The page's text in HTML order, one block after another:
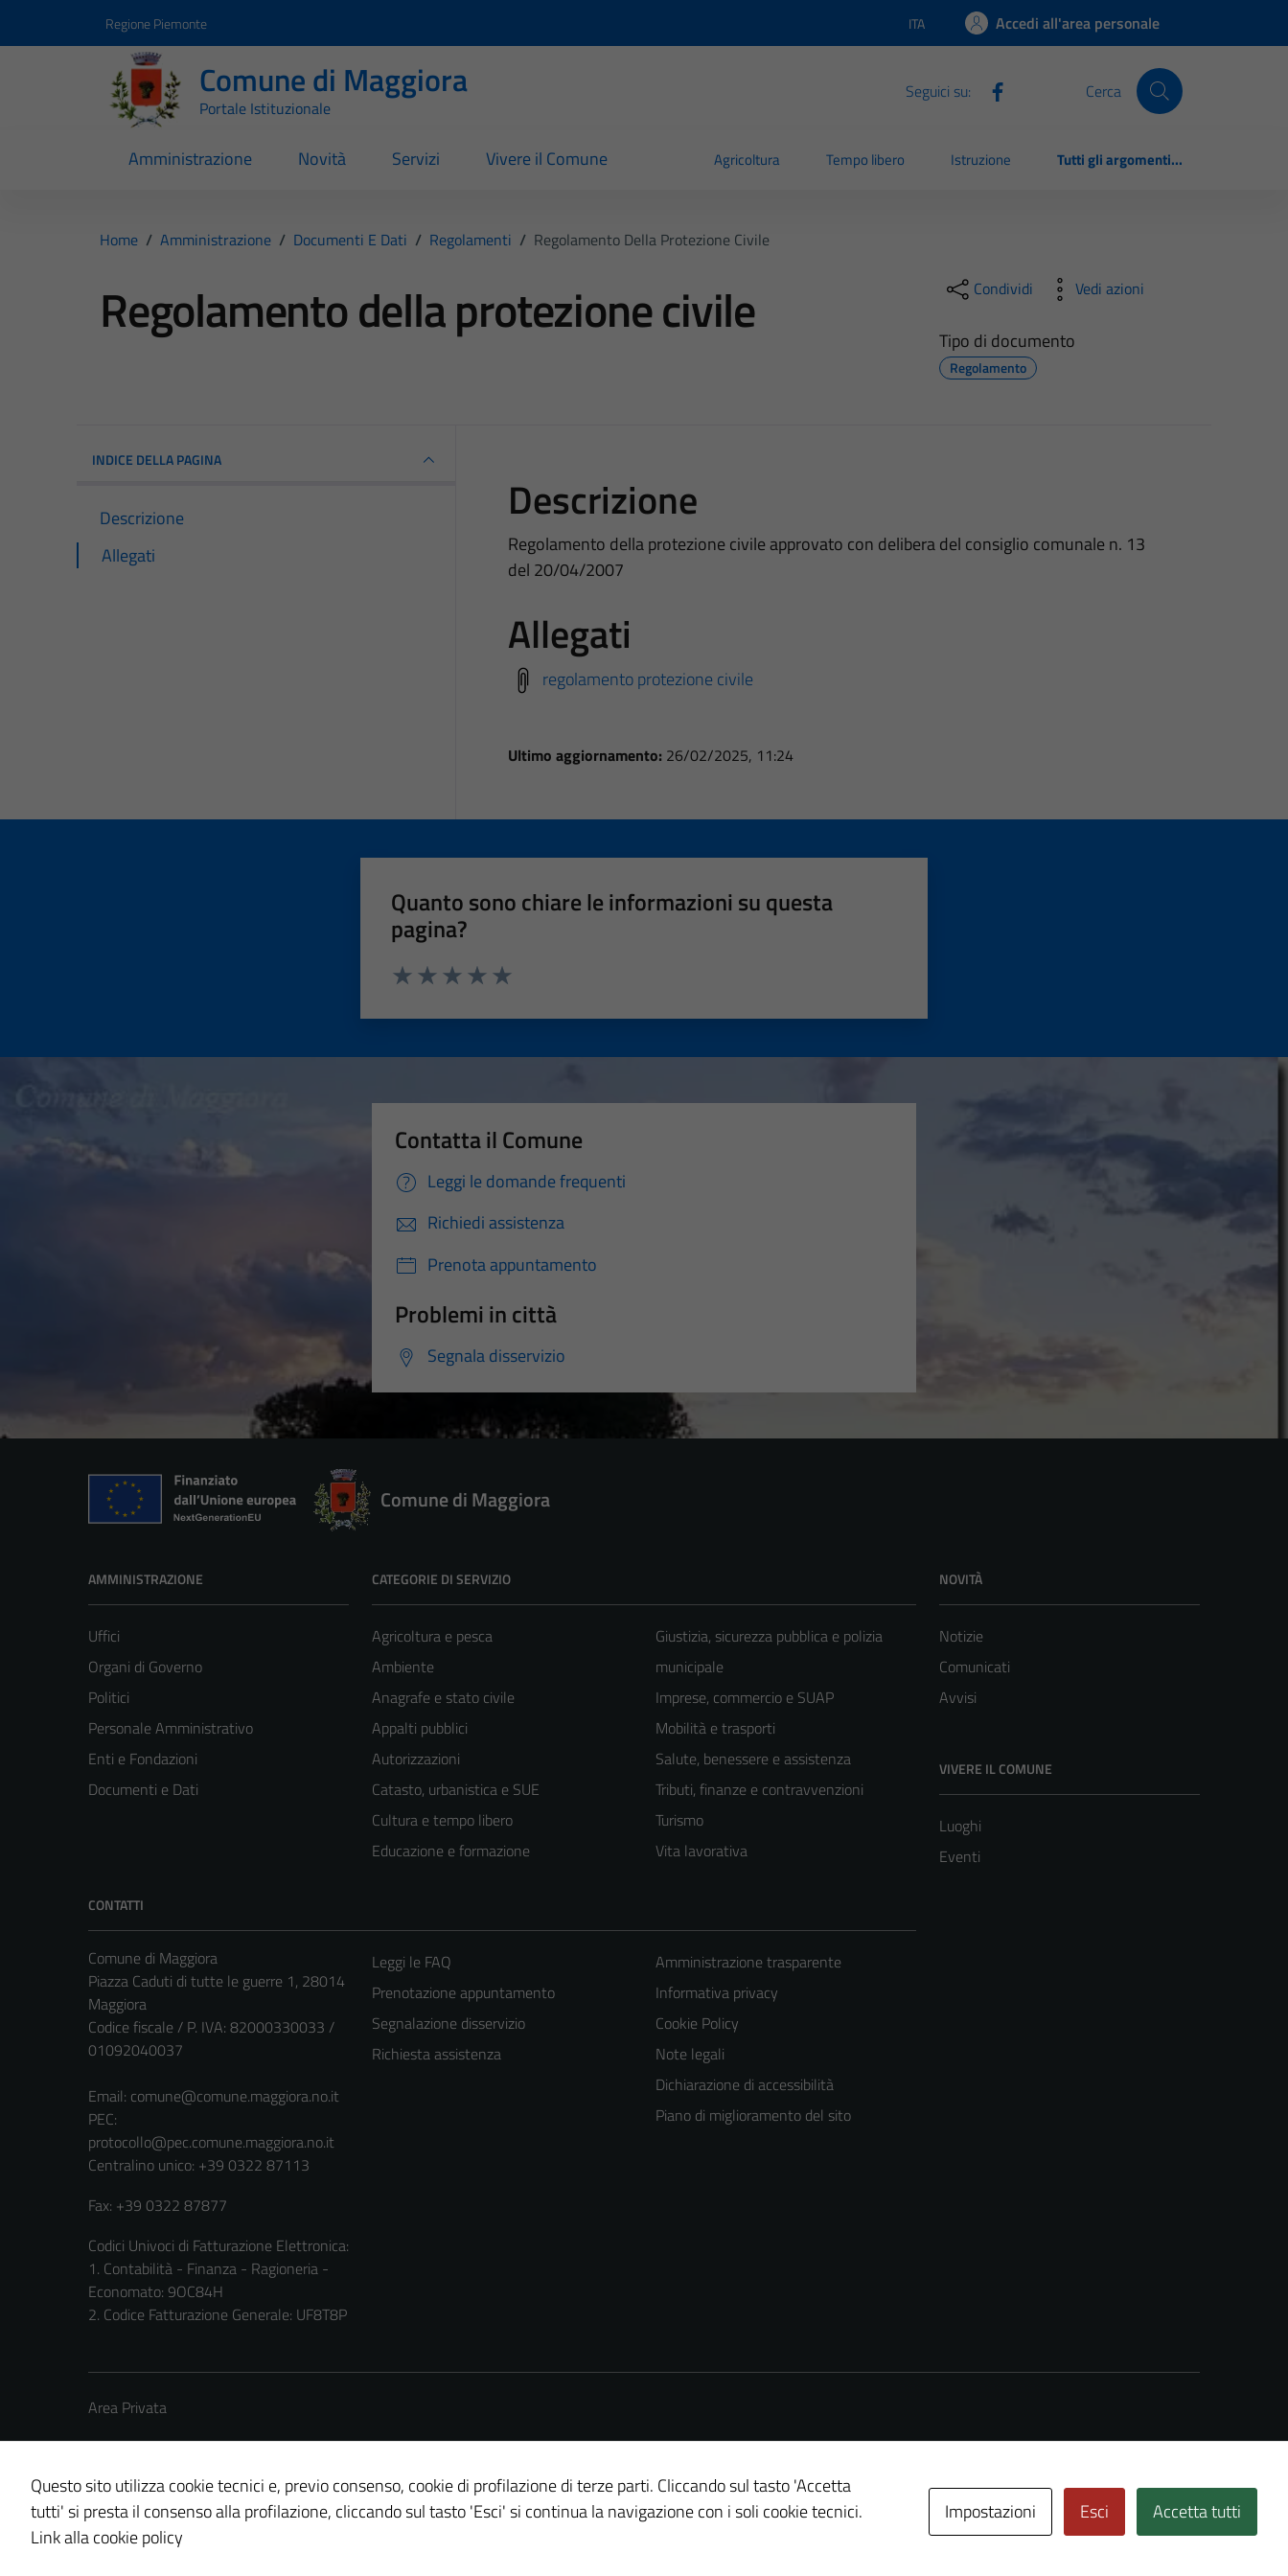
Regione Piemonte Lingua attiva:
ITA Accedi all'area personale
Comune di Maggiora
Portale Istituzionale
Seguici su: Cerca
Amministrazione Novità Servizi Vivere il Comune Agricoltura Tempo libero Istruzione Tutti gli argomenti...
Home / Amministrazione / Documenti E Dati / Regolamenti / Regolamento Della Protezione Civile
Regolamento della protezione civile Condividi Vedi azioni
Tipo di documento
Regolamento
INDICE DELLA PAGINA
Descrizione
Allegati
Descrizione
Regolamento della protezione civile approvato con delibera del consiglio comunale n. 13
del 20/04/2007
Allegati
regolamento protezione civile
Ultimo aggiornamento: 26/02/2025, 11:24
Quanto sono chiare le informazioni su questa
pagina?
Contatta il Comune
Leggi le domande frequenti
Richiedi assistenza
Prenota appuntamento
Problemi in città
Segnala disservizio
Comune di Maggiora
AMMINISTRAZIONE
Uffici
Organi di Governo
Politici
Personale Amministrativo
Enti e Fondazioni
Documenti e Dati
CATEGORIE DI SERVIZIO
Agricoltura e pesca
Ambiente
Anagrafe e stato civile
Appalti pubblici
Autorizzazioni
Catasto, urbanistica e SUE
Cultura e tempo libero
Educazione e formazione
Giustizia, sicurezza pubblica e polizia
municipale
Imprese, commercio e SUAP
Mobilità e trasporti
Salute, benessere e assistenza
Tributi, finanze e contravvenzioni
Turismo
Vita lavorativa
NOVITÀ
Notizie
Comunicati
Avvisi
VIVERE IL COMUNE
Luoghi
Eventi
CONTATTI
Comune di Maggiora
Piazza Caduti di tutte le guerre 1, 28014
Maggiora
Codice fiscale / P. IVA: 82000330033 /
01092040037
Email: comune@comune.maggiora.no.it
PEC:
protocollo@pec.comune.maggiora.no.it
Centralino unico: +39 0322 87113
Fax: +39 0322 87877
Codici Univoci di Fatturazione Elettronica:
1. Contabilità - Finanza - Ragioneria -
Economato: 9OC84H
2. Codice Fatturazione Generale: UF8T8P
Leggi le FAQ
Prenotazione appuntamento
Segnalazione disservizio
Richiesta assistenza
Amministrazione trasparente
Informativa privacy
Cookie Policy
Note legali
Dichiarazione di accessibilità
Piano di miglioramento del sito
Area Privata
Credits: © Technical Design s.r.l.
Questo sito utilizza cookie tecnici e, previo consenso, cookie di profilazione di terze parti. Cliccando sul tasto 'Accetta
tutti' si presta il consenso alla profilazione, cliccando sul tasto 'Esci' si continua la navigazione con i soli cookie tecnici.
Link alla cookie policy
Impostazioni Esci Accetta tutti